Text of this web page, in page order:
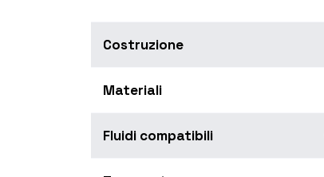
Costruzione
Materiali
Fluidi compatibili